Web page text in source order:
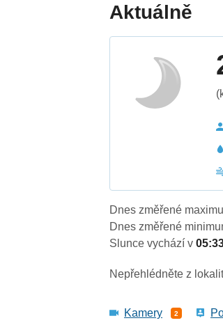
Aktuálně
Dnes změřené
Dnes změřené
Slunce vychází v
Nepřehlédněte z
Kamery 2